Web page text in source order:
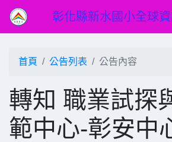
彰化縣新水國小全球資
首頁 公告列表 公告內容
轉知 職業試探
範中心-彰安中